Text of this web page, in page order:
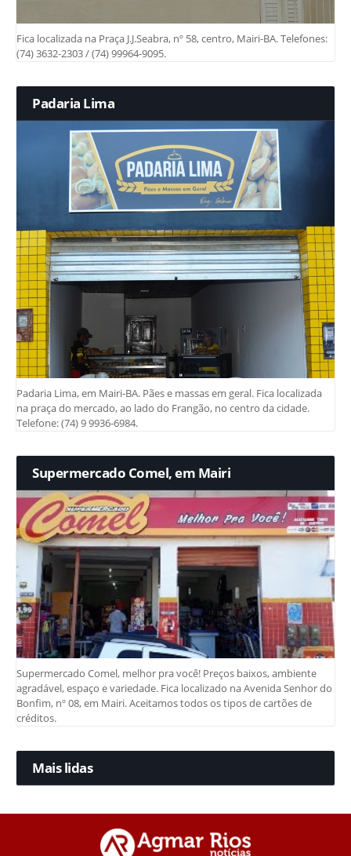
Fica localizada na Praça J.J.Seabra, nº 58, centro, Mairi-BA. Telefones:
(74) 3632-2303 / (74) 99964-9095.
Padaria Lima
Padaria Lima, em Mairi-BA. Pães e massas em geral. Fica localizada
na praça do mercado, ao lado do Frangão, no centro da cidade.
Telefone: (74) 9 9936-6984.
Supermercado Comel, em Mairi
Supermercado Comel, melhor pra você! Preços baixos, ambiente
agradável, espaço e variedade. Fica localizado na Avenida Senhor do
Bonfim, nº 08, em Mairi. Aceitamos todos os tipos de cartões de
créditos.
Mais lidas